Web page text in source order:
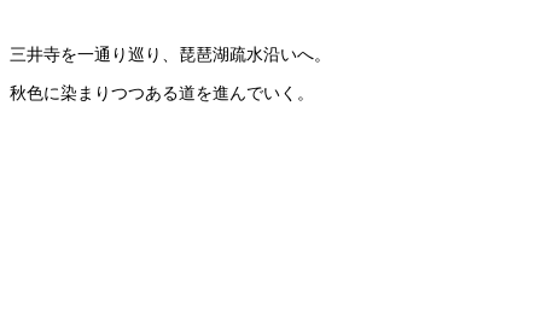
三井寺を一通り巡り、琵琶湖疏水沿いへ。
秋色に染まりつつある道を進んでいく。